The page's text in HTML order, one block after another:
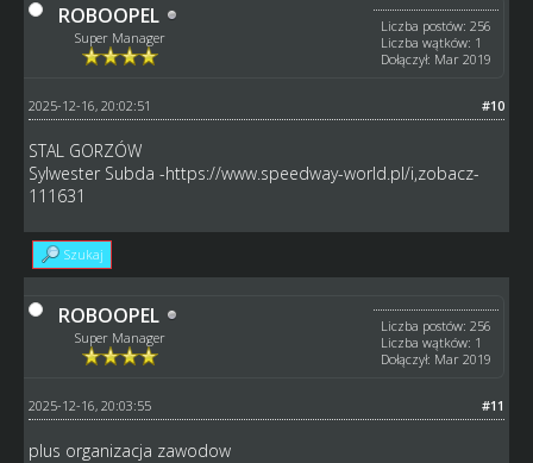
ROBOOPEL
Super Manager
Liczba postów: 256
Liczba wątków: 1
Dołączył: Mar 2019
#10
2025-12-16, 20:02:51
STAL GORZÓW
Sylwester Subda -https://www.speedway-world.pl/i,zobacz-
111631
Szukaj
ROBOOPEL
Super Manager
Liczba postów: 256
Liczba wątków: 1
Dołączył: Mar 2019
#11
2025-12-16, 20:03:55
plus organizacja zawodow